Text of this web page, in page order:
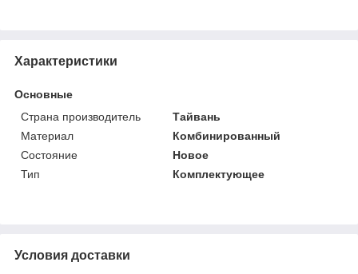
Характеристики
Основные
Страна производитель
Тайвань
Материал
Комбинированный
Состояние
Новое
Тип
Комплектующее
Условия доставки